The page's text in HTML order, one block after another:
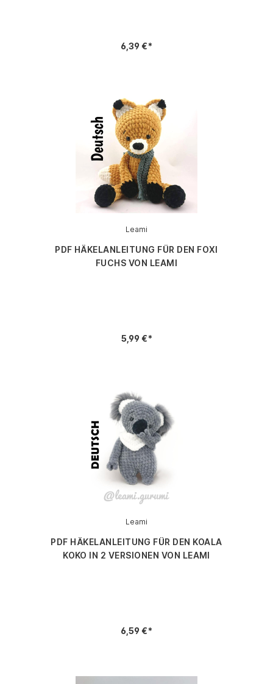
6,39 €*
Leami
PDF HÄKELANLEITUNG FÜR DEN FOXI
FUCHS VON LEAMI
5,99 €*
Leami
PDF HÄKELANLEITUNG FÜR DEN KOALA
KOKO IN 2 VERSIONEN VON LEAMI
6,59 €*